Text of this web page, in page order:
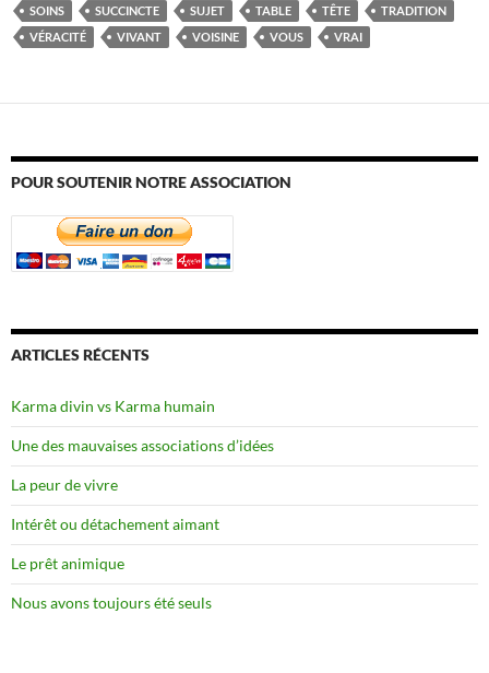
SOINS
SUCCINCTE SUJET TABLE TÊTE
TRADITION
VÉRACITÉ
VIVANT VOISINE VOUS VRAI
POUR SOUTENIR NOTRE ASSOCIATION
ARTICLES RÉCENTS
Karma divin vs Karma humain
Une des mauvaises associations d’idées
La peur de vivre
Intérêt ou détachement aimant
Le prêt animique
Nous avons toujours été seuls